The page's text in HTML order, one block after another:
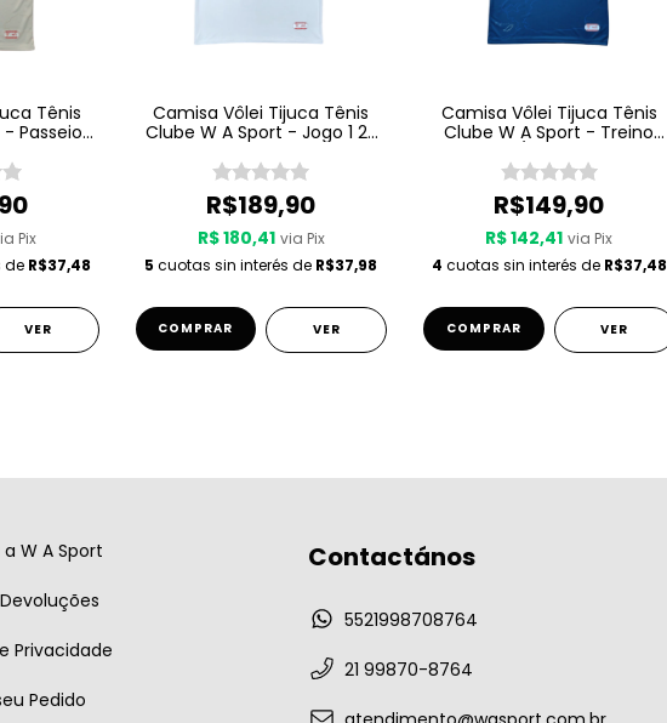
Tênis
- Passeio
Pix
de R$37,48
VER
Camisa Vôlei Tijuca Tênis
Clube W A Sport - Jogo 1 25
R$189,90
R$ 180,41 via Pix
5 cuotas sin interés de R$37,98
COMPRAR VER
Camisa Vôlei Tijuca Tênis
Clube W A Sport - Treino
R$149,90
R$ 142,41 via Pix
4 cuotas sin interés de R$37,48
COMPRAR VER
W A Sport
Privacidade
Pedido
Contactános
5521998708764
21 99870-8764